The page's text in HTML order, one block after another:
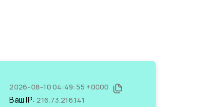
2026-08-10 04:49:55 +0000
Ваш IP:216.73.216.141